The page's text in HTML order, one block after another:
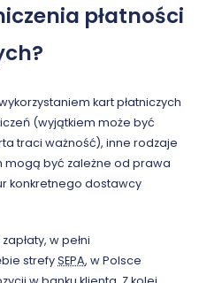
płatności
kart płatniczych
(wyjątkiem może być
traci ważność), inne rodzaje
mogą być zależne od prawa
konkretnego dostawcy
w pełni
strefySEPA, w Polsce